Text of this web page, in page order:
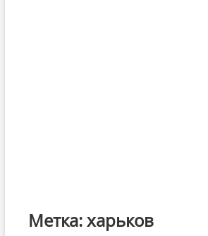
Метка:харьков